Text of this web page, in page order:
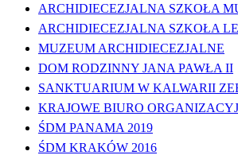
ARCHIDIECEZJALNA SZKOŁA
ARCHIDIECEZJALNA SZKOŁA
MUZEUM ARCHIDIECEZJALNE
DOM RODZINNY JANA PAWŁA II
SANKTUARIUM W KALWARII
KRAJOWE BIURO
ŚDM PANAMA 2019
ŚDM KRAKÓW 2016